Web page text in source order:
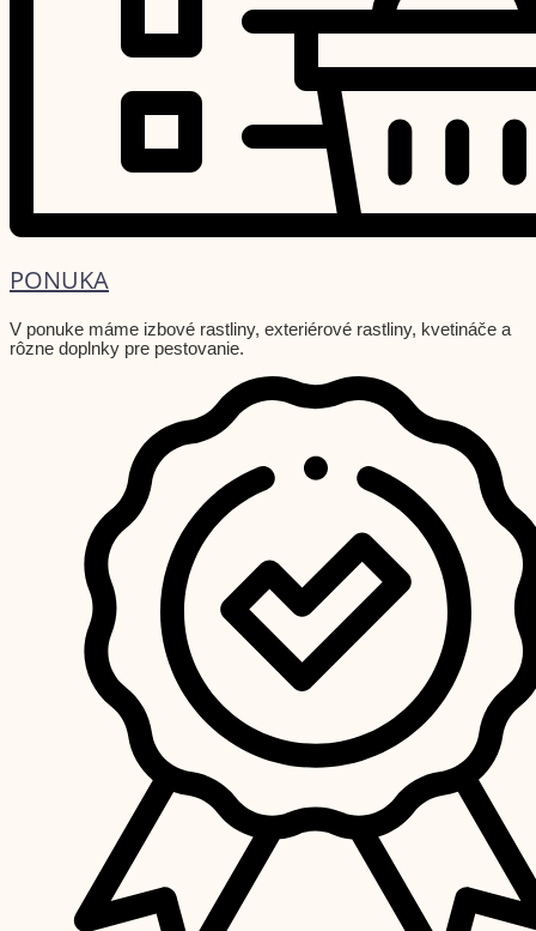
PONUKA
V ponuke máme izbové rastliny, exteriérové rastliny, kvetináče a
rôzne doplnky pre pestovanie.